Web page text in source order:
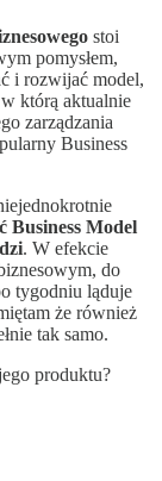
stoi
pomysłem,
i rozwijać model,
którą aktualnie
zarządzania
Business
Business Model
. W efekcie
do
tygodniu ląduje
że również
tak samo.
produktu?